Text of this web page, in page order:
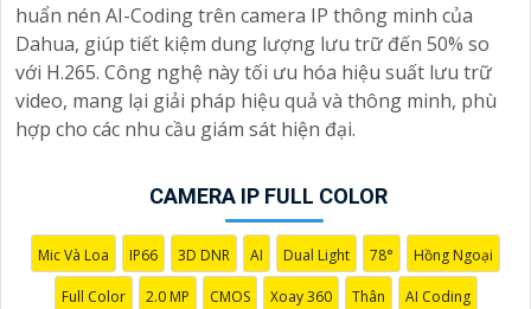
với chiết khấu hấp dẫn? Hãy đến với chúng tôi để nhận
ưu đãi đặc biệt và được tư vấn về giải pháp chính xác
nhất cho nhu cầu an ninh của bạn!"
️🏅️2:"Bạn muốn mua Camera Kbvision với giá ưu đãi và
giải pháp phù hợp? Liên hệ ngay với chúng tôi để được
"Chúng tôi cam kết cung cấp Camera Kbvision
chính hãng với chiết khấu cao nhất trên thị trường. Hãy
đến với chúng tôi để trải nghiệm dịch vụ tốt nhất và
nhận được sự tư vấn chuyên nghiệp về giải pháp an
huẩn nén AI-Coding trên camera IP thông minh của
Dahua, giúp tiết kiệm dung lượng lưu trữ đến 50% so
với H.265. Công nghệ này tối ưu hóa hiệu suất lưu trữ
video, mang lại giải pháp hiệu quả và thông minh, phù
hợp cho các nhu cầu giám sát hiện đại.
CAMERA IP FULL COLOR
Mic Và Loa IP66 3D DNR AI Dual Light 78° Hồng Ngoại
Full Color 2.0 MP CMOS Xoay 360 Thân AI Coding